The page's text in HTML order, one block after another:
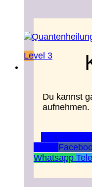
Level 3
Du kannst
Whatsapp